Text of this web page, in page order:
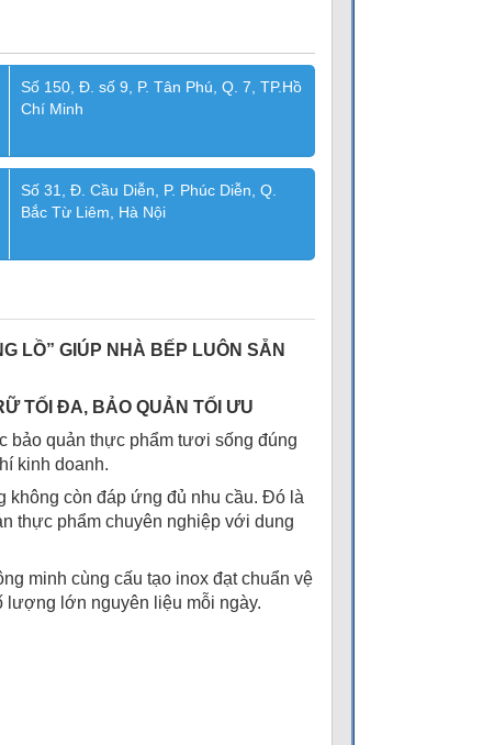
Số 150, Đ. số 9, P. Tân Phú, Q. 7, TP.Hồ
Chí Minh
Số 31, Đ. Cầu Diễn, P. Phúc Diễn, Q.
Bắc Từ Liêm, Hà Nội
LỒ” GIÚP NHÀ BẾP LUÔN SẴN
TỐI ĐA, BẢO QUẢN TỐI ƯU
bảo quản thực phẩm tươi sống đúng
kinh doanh.
còn đáp ứng đủ nhu cầu. Đó là
thực phẩm chuyên nghiệp với dung
minh cùng cấu tạo inox đạt chuẩn vệ
lớn nguyên liệu mỗi ngày.